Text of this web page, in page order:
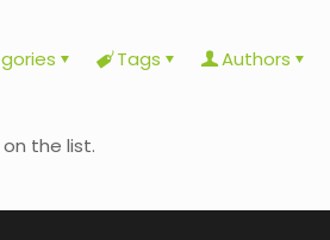
Tags Authors
the list.